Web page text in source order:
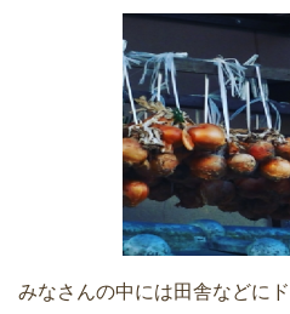
みなさんの中には田舎などに